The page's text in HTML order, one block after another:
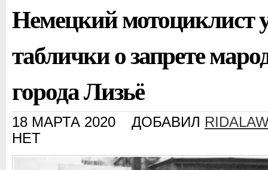
Немецкий мотоциклист
таблички о запрете
города Лизьё
18 МАРТА 2020 ДОБАВИЛ
НЕТ